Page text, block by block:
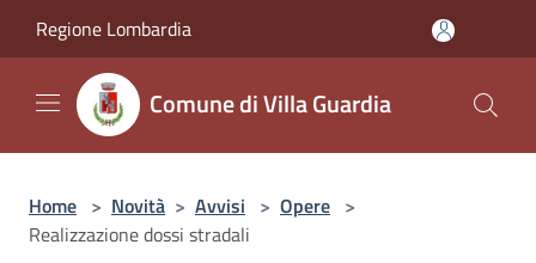
Regione Lombardia
Comune di Villa Guardia
Home > Novità > Avvisi > Opere >
Realizzazione dossi stradali